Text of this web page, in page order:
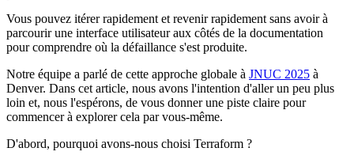
Vous pouvez itérer rapidement et revenir rapidement sans avoir à
parcourir une interface utilisateur aux côtés de la documentation
pour comprendre où la défaillance s'est produite.
Notre équipe a parlé de cette approche globale à JNUC 2025 à
Denver. Dans cet article, nous avons l'intention d'aller un peu plus
loin et, nous l'espérons, de vous donner une piste claire pour
commencer à explorer cela par vous-même.
D'abord, pourquoi avons-nous choisi Terraform ?